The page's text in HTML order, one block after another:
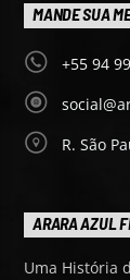
MANDE SUA
+55 94
R. São
ARARA AZUL
Uma História